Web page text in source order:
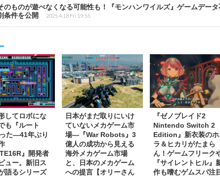
のものが遊べなくなる可能性も！『モンハンワイルズ』ゲームデー
条件を公開
2025.4.18 Fri 19:55
してロボにな
も『ルート
た―41年ぶり
』開発者
ュー。新旧ス
語るシリーズ
日本がまだ取りにいけ
ていないメカゲーム市
場―『War Robots』3
億人の成功から見える
海外メカゲーム市場
と、日本のメカゲーム
への提言【オリーさん
『ゼノブレイド2
Nintendo Switch 2
Edition』新衣装のホ
ラ＆ヒカリがたまら
ん！ゲームフリーク
『サイレントヒル』
作も嗜むゲムスパ注